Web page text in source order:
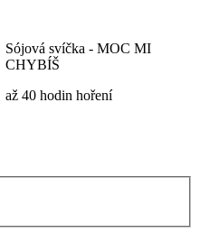
Sójová svíčka - MOC MI
CHYBÍŠ
až 40 hodin hoření